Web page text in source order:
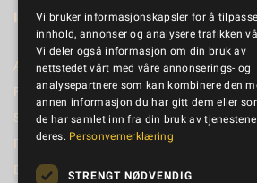
Informasjon
Aktuelt
Produktkatalog
Salgsbetingelser
Personvernerklæring
Dokumenter
Vi bruker informasjonskapsler for å tilpasse
innhold, annonser og analysere trafikken
Vi deler også informasjon om din bruk av
nettstedet vårt med våre annonserings- og
analysepartnere som kan kombinere den
annen informasjon du har gitt dem eller
de har samlet inn fra din bruk av tjenestene
deres. Personvernerklæring
STRENGT NØDVENDIG